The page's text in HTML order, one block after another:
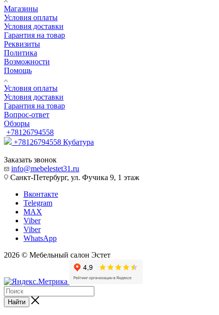
Магазины
Условия оплаты
Условия доставки
Гарантия на товар
Реквизиты
Политика
Возможности
Помощь
Условия оплаты
Условия доставки
Гарантия на товар
Вопрос-ответ
Обзоры
+78126794558
+78126794558 Кубатура
Заказать звонок
info@mebelestet31.ru
Санкт-Петербург, ул. Фучика 9, 1 этаж
Вконтакте
Telegram
MAX
Viber
Viber
WhatsApp
2026 © Мебельный салон Эстет
Найти